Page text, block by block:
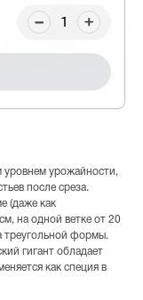
уровнем урожайности,
после среза.
(даже как
на одной ветке от 20
треугольной формы.
гигант обладает
как специя в